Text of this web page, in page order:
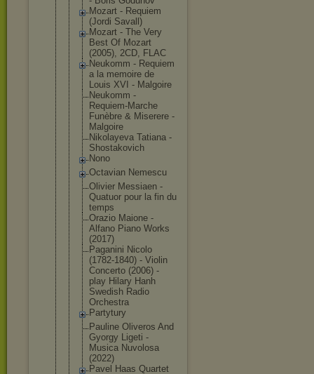
Mozart - Requiem
(Jordi Savall)
Mozart - The Very
Best Of Mozart
(2005), 2CD, FLAC
Neukomm - Requiem
a la memoire de
Louis XVI - Malgoire
Neukomm -
Requiem-Marche
Funèbre & Miserere -
Malgoire
Nikolayeva Tatiana -
Shostakovic h
Nono
Octavian Nemescu
Olivier Messiaen -
Quatuor pour la fin du
temps
Orazio Maione -
Alfano Piano Works
(2017)
Paganini Nicolo
(1782-1840) - Violin
Concerto (2006) -
play Hilary Hanh
Swedish Radio
Orchestra
Partytury
Pauline Oliveros And
Gyorgy Ligeti -
Musica Nuvolosa
(2022)
Pavel Haas Quartet